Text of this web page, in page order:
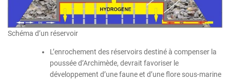
Schéma d’un réservoir
L’enrochement des réservoirs destiné à compenser la
poussée d’Archimède, devrait favoriser le
développement d’une faune et d’une flore sous-marine